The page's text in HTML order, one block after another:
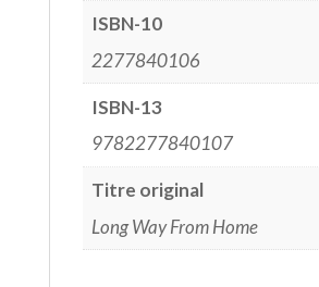
ISBN-10
2277840106
ISBN-13
9782277840107
Titre original
Long Way From Home